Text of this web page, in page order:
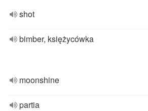
shot
bimber, księżycówka
moonshine
partia